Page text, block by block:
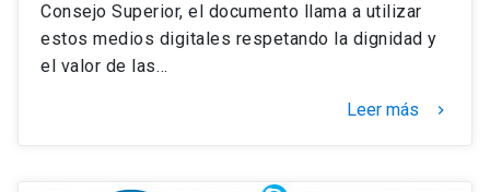
Vecinos launch
Medios Biblioteca launch
Donaciones launch
Consejo Superior, el documento llama a utilizar
estos medios digitales respetando la dignidad y
el valor de las…
Leer más keyboard_arrow_right